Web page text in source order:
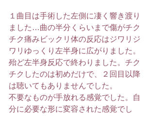
１曲目は手術した左側に凄く響き渡り
ました…曲の半分くらいまで傷がチク
チク痛みビックリ体の反応はジワリジ
ワリゆっくり左半身に広がりました。
殆ど左半身反応で終わりました。チク
チクしたのは初めだけで、２回目以降
は聴いてもありませんでした。
不要なものが手放れる感覚でした。自
分に必要な形に変容された感覚でし